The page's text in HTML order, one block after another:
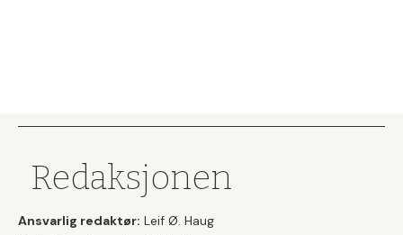
Redaksjonen
Ansvarlig redaktør: Leif Ø. Haug